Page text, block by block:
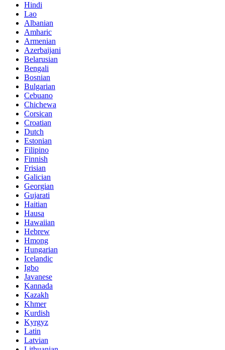
Hindi
Lao
Albanian
Amharic
Armenian
Azerbaijani
Belarusian
Bengali
Bosnian
Bulgarian
Cebuano
Chichewa
Corsican
Croatian
Dutch
Estonian
Filipino
Finnish
Frisian
Galician
Georgian
Gujarati
Haitian
Hausa
Hawaiian
Hebrew
Hmong
Hungarian
Icelandic
Igbo
Javanese
Kannada
Kazakh
Khmer
Kurdish
Kyrgyz
Latin
Latvian